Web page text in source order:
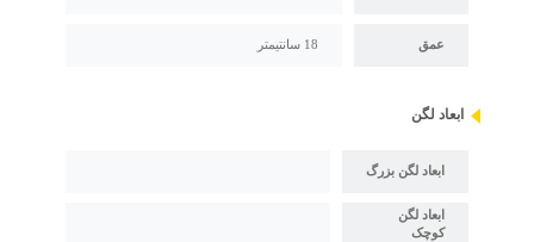
عمق 18 سانتیمتر
ابعاد لگن
ابعاد لگن بزرگ
ابعاد لگن
کوچک